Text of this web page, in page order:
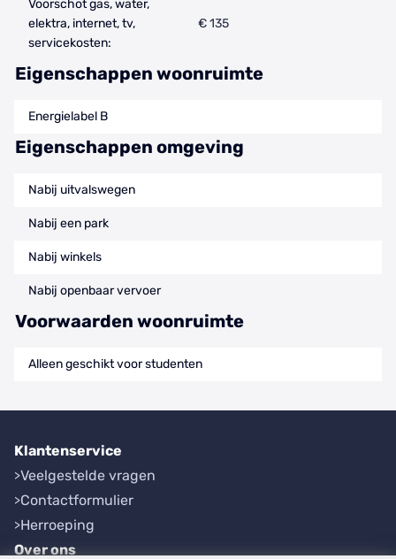
Voorschot gas, water,
elektra, internet, tv,
servicekosten:
€ 135
Eigenschappen woonruimte
Energielabel B
Eigenschappen omgeving
Nabij uitvalswegen
Nabij een park
Nabij winkels
Nabij openbaar vervoer
Voorwaarden woonruimte
Alleen geschikt voor studenten
Klantenservice
Veelgestelde vragen
Contactformulier
Herroeping
Over ons